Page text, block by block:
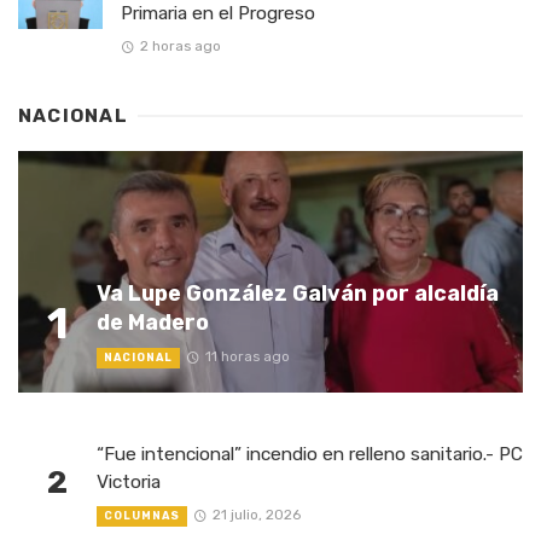
Primaria en el Progreso
2 horas ago
NACIONAL
1
Va Lupe González Galván por alcaldía
de Madero
NACIONAL 11 horas ago
2
“Fue intencional” incendio en relleno sanitario.- PC
Victoria
COLUMNAS 21 julio, 2026